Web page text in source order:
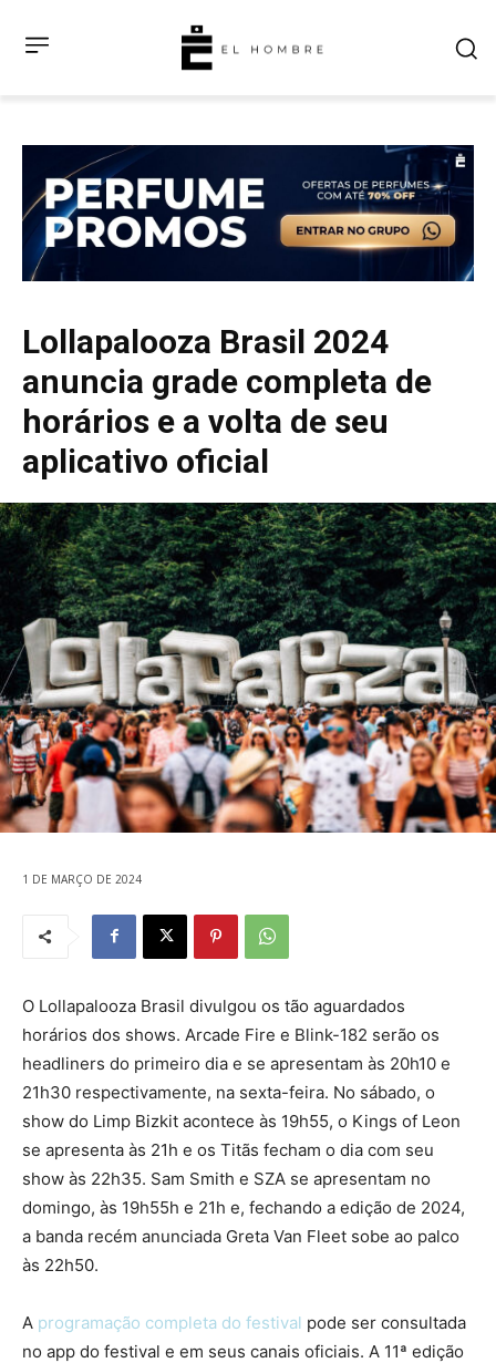
Lollapalooza Brasil 2024
anuncia grade completa de
horários e a volta de seu
aplicativo oficial
1 DE MARÇO DE 2024
O Lollapalooza Brasil divulgou os tão aguardados
horários dos shows. Arcade Fire e Blink-182 serão os
headliners do primeiro dia e se apresentam às 20h10 e
21h30 respectivamente, na sexta-feira. No sábado, o
show do Limp Bizkit acontece às 19h55, o Kings of Leon
se apresenta às 21h e os Titãs fecham o dia com seu
show às 22h35. Sam Smith e SZA se apresentam no
domingo, às 19h55h e 21h e, fechando a edição de 2024,
a banda recém anunciada Greta Van Fleet sobe ao palco
às 22h50.
A programação completa do festival pode ser consultada
no app do festival e em seus canais oficiais. A 11ª edição